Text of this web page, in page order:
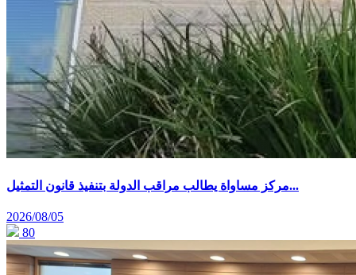
مركز مساواة يطالب مراقب الدولة بتنفيذ قانون التمثيل...
2026/08/05
80